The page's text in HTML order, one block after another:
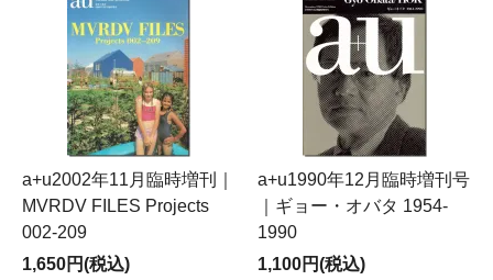
a+u2002年11月臨時増刊｜
MVRDV FILES Projects
002-209
1,650円(税込)
a+u1990年12月臨時増刊号
｜ギョー・オバタ 1954-
1990
1,100円(税込)